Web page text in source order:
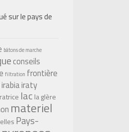
sur le pays de
bâtons de marche
conseils
filtration frontière
irabiairaty
lac la glère
materiel
Pays-